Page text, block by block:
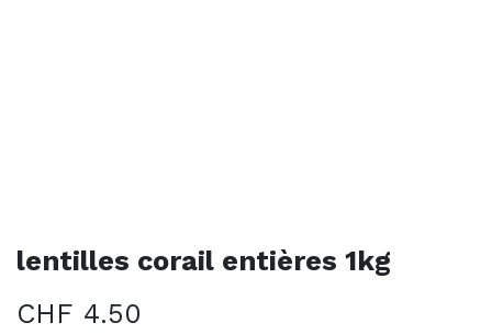
lentilles corail entières 1kg
CHF 4.50